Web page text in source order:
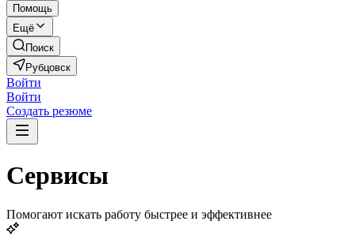
Помощь
Ещё
Поиск
Рубцовск
Войти
Войти
Создать резюме
Сервисы
Помогают искать работу быстрее и эффективнее